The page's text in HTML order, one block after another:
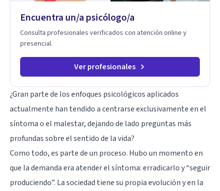
Encuentra un/a psicólogo/a
Consulta profesionales verificados con atención online y
presencial.
Ver profesionales
¿Gran parte de los enfoques psicológicos aplicados
actualmente han tendido a centrarse exclusivamente en el
síntoma o el malestar, dejando de lado preguntas más
profundas sobre el sentido de la vida?
Como todo, es parte de un proceso. Hubo un momento en
que la demanda era atender el síntoma: erradicarlo y “seguir
produciendo”. La sociedad tiene su propia evolución y en la